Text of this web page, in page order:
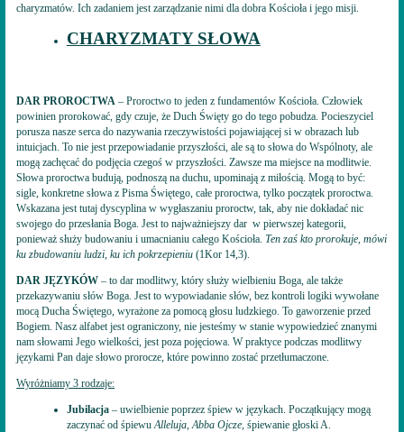
charyzmatów. Ich zadaniem jest zarządzanie nimi dla dobra Kościoła i jego misji.
CHARYZMATY SŁOWA
DAR PROROCTWA – Proroctwo to jeden z fundamentów Kościoła. Człowiek
powinien prorokować, gdy czuje, że Duch Święty go do tego pobudza. Pocieszyciel
porusza nasze serca do nazywania rzeczywistości pojawiającej si w obrazach lub
intuicjach. To nie jest przepowiadanie przyszłości, ale są to słowa do Wspólnoty, ale
mogą zachęcać do podjęcia czegoś w przyszłości. Zawsze ma miejsce na modlitwie.
Słowa proroctwa budują, podnoszą na duchu, upominają z miłością. Mogą to być:
sigle, konkretne słowa z Pisma Świętego, całe proroctwa, tylko początek proroctwa.
Wskazana jest tutaj dyscyplina w wygłaszaniu proroctw, tak, aby nie dokładać nic
swojego do przesłania Boga. Jest to najważniejszy dar w pierwszej kategorii,
ponieważ służy budowaniu i umacnianiu całego Kościoła.Ten zaś kto prorokuje, mówi
ku zbudowaniu ludzi, ku ich pokrzepieniu (1Kor 14,3).
DAR JĘZYKÓW – to dar modlitwy, który służy wielbieniu Boga, ale także
przekazywaniu słów Boga. Jest to wypowiadanie słów, bez kontroli logiki wywołane
mocą Ducha Świętego, wyrażone za pomocą głosu ludzkiego. To gaworzenie przed
Bogiem. Nasz alfabet jest ograniczony, nie jesteśmy w stanie wypowiedzieć znanymi
nam słowami Jego wielkości, jest poza pojęciowa. W praktyce podczas modlitwy
językami Pan daje słowo prorocze, które powinno zostać przetłumaczone.
Wyróżniamy 3 rodzaje:
Jubilacja– uwielbienie poprzez śpiew w językach. Początkujący mogą
zaczynać od śpiewu Alleluja, Abba Ojcze, śpiewanie głoski A.